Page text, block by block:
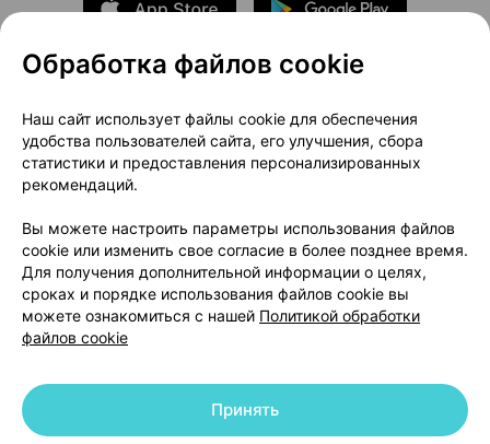
О проекте
Новости проекта
Размещение рекламы
Медицинский маркетинг
Публичный договор
Доставка
Способы оплаты
Вакансии
Партнеры
Написать руководителю 103.by
Написать в поддержку
Персональные настройки Cookie
© 2026 ООО «Артокс Лаб», УНП 191700409 | 220012, Республика Беларусь,
Обработка файлов cookie
Наш сайт использует файлы cookie для обеспечения
удобства пользователей сайта, его улучшения, сбора
статистики и предоставления персонализированных
рекомендаций.
Вы можете настроить параметры использования файлов
cookie или изменить свое согласие в более позднее время.
Для получения дополнительной информации о целях,
сроках и порядке использования файлов cookie вы
можете ознакомиться с нашей Политикой обработки
файлов cookie
Принять